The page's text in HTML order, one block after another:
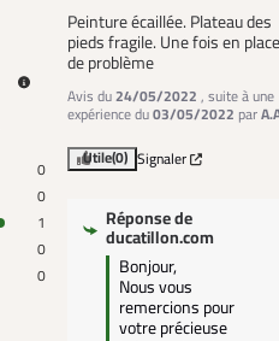
0
0
1
0
0
Peinture écaillée. Plateau des
pieds fragile. Une fois en
de problème
Avis du24/05/2022 , suite à une
expérience du03/05/2022 par
Utile(0) Signaler
Réponse de
ducatillon.com
Bonjour,
Nous vous
remercions pour
votre précieuse